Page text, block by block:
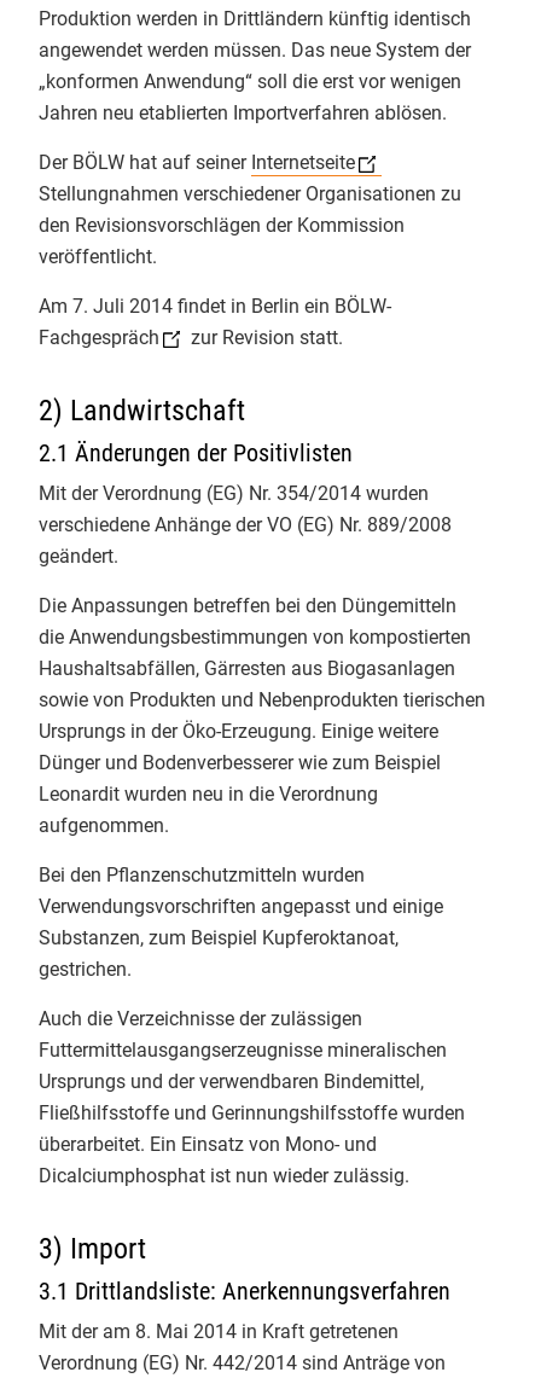
Ressourcenschutz mbH
29.07.2026
Die Integrität der gesamten Bio-
Wertschöpfungskette im Fokus. 🌍
Kontrolle an der
Herzigstand heute das
engmaschige Bio-Kontrollsystem
im Mittelpunkt. Den Rahmen dafür
bildete der Vortrag einer
zuständigen Landes-Öko-Behörde
zu den gesetzlichen Grundlagen
und den Akteuren im deutschen
Bio-Kontrollsystem.
​Danach gab es virtuelle
Kontrollrundgänge. Von Bio-
Landwirtschaft über die
Verarbeitung und den Import bis
hin zum Einzelhandelsregal haben
Auditsituationen simuliert
Verbotene Betriebsmittel konnten
praktisch angeschaut werden. Der
abschließende Open Space gab
dann für die Teilnehmenden mit
drei jungen Bio-Inspekteur:innen
den Freiraum, Fallstricke und Best
Practices aus der Kontrollpraxis
gemeinsam zu diskutieren.
​Ein starkes Format für die
​#Qualitätsmanagement
#BioZertifizierung
für Landwirtschaft und Ernährung
EmpCo-Richtlinie
EU-Bio-Verordnung 2018/848
Termine
Kontakt
Produktion werden in Drittländern künftig identisch
angewendet werden müssen. Das neue System der
„konformen Anwendung“ soll die erst vor wenigen
Jahren neu etablierten Importverfahren ablösen.
Der BÖLW hat auf seiner Internetseite
Stellungnahmen verschiedener Organisationen zu
den Revisionsvorschlägen der Kommission
veröffentlicht.
Am 7. Juli 2014 findet in Berlin ein BÖLW-
Fachgespräch
zur Revision statt.
2) Landwirtschaft
2.1 Änderungen der Positivlisten
Mit der Verordnung (EG) Nr. 354/2014 wurden
verschiedene Anhänge der VO (EG) Nr. 889/2008
geändert.
Die Anpassungen betreffen bei den Düngemitteln
die Anwendungsbestimmungen von kompostierten
Haushaltsabfällen, Gärresten aus Biogasanlagen
sowie von Produkten und Nebenprodukten tierischen
Ursprungs in der Öko-Erzeugung. Einige weitere
Dünger und Bodenverbesserer wie zum Beispiel
Leonardit wurden neu in die Verordnung
aufgenommen.
Bei den Pflanzenschutzmitteln wurden
Verwendungsvorschriften angepasst und einige
Substanzen, zum Beispiel Kupferoktanoat,
gestrichen.
Auch die Verzeichnisse der zulässigen
Futtermittelausgangserzeugnisse mineralischen
Ursprungs und der verwendbaren Bindemittel,
Fließhilfsstoffe und Gerinnungshilfsstoffe wurden
überarbeitet. Ein Einsatz von Mono- und
Dicalciumphosphat ist nun wieder zulässig.
3) Import
3.1 Drittlandsliste: Anerkennungsverfahren
Mit der am 8. Mai 2014 in Kraft getretenen
Verordnung (EG) Nr. 442/2014 sind Anträge von